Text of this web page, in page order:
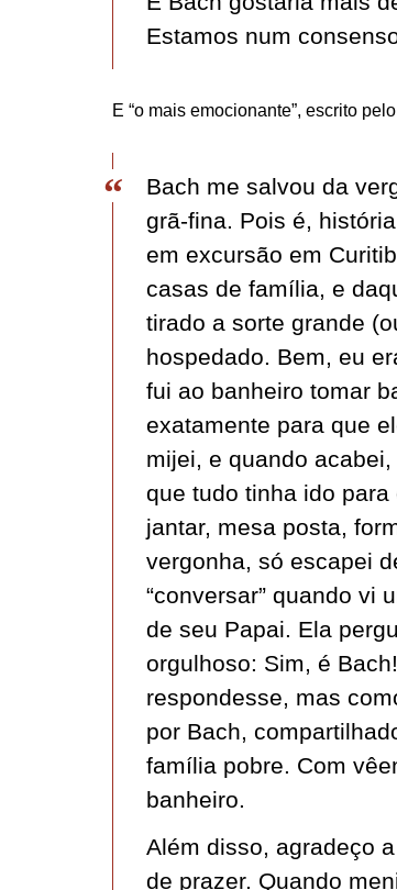
Estamos num
E “o mais emocionante”, escrito pelo
Bach me salvou da
grã-fina. Pois é,
em excursão em
casas de família, e
tirado a sorte grande
hospedado. Bem, eu
fui ao banheiro tomar
exatamente para que
mijei, e quando
que tudo tinha ido
jantar, mesa posta,
vergonha, só escapei
“conversar” quando vi
de seu Papai. Ela
orgulhoso: Sim, é
respondesse, mas
por Bach,
família pobre. Com
banheiro.
Além disso, agradeço
de prazer. Quando